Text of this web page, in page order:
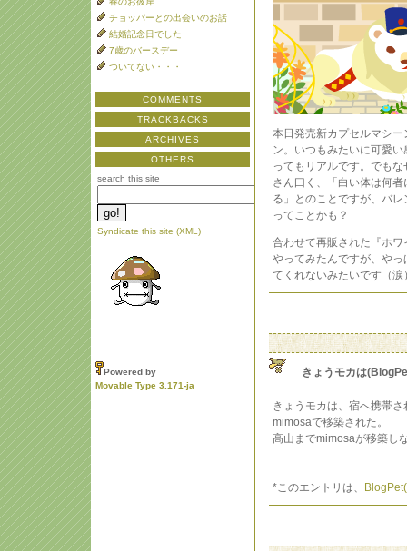
チョッパーとの出会いのお話
結婚記念日でした
7歳のバースデー
ついてない・・・
COMMENTS
TRACKBACKS
ARCHIVES
OTHERS
search this site
Syndicate this site (XML)
Powered by
Movable Type 3.171-ja
本日発売新カプセルマシ
ン。いつもみたいに可愛
ってもリアルです。でも
さん曰く、「白い体は何
る」とのことですが、バ
ってことかも？
合わせて再販された『ホ
やってみたんですが、や
てくれないみたいです（涙
きょうモカは
きょうモカは、宿へ携帯さ
mimosaで移築された。
高山までmimosaが移築し
*このエントリは、